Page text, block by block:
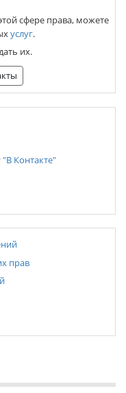
сфере права, можете
услуг.
их.
Контакте"
прав